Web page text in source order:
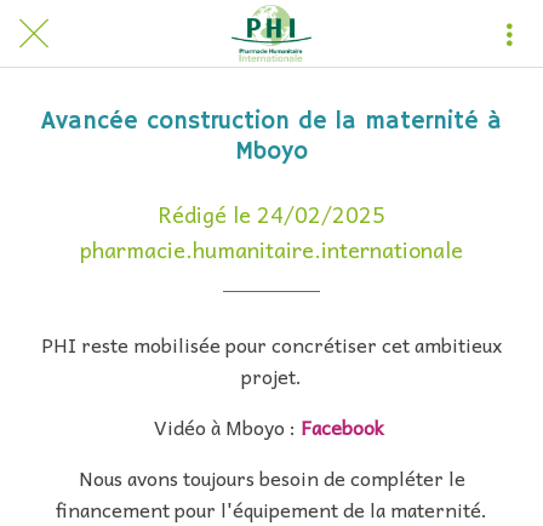
Avancée construction de la maternité à
Mboyo
Rédigé le 24/02/2025
pharmacie.humanitaire.internationale
PHI reste mobilisée pour concrétiser cet ambitieux
projet.
Vidéo à Mboyo : Facebook
Nous avons toujours besoin de compléter le
financement pour l'équipement de la maternité.